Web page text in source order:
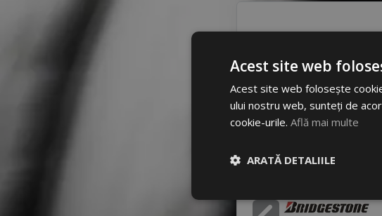
Dimensiuni uzuale
205/55 R16 195/65
Mai multe
Acest site web
Acest site web folosește
ului nostru web, sunteți de
cookie-urile. Află mai multe
ARATĂ DETALIILE